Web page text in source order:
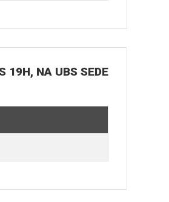
19H, NA UBS SEDE